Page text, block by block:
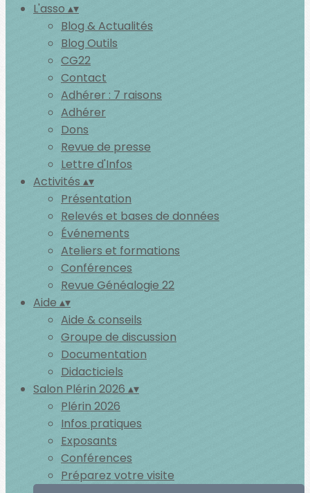
L'asso ▴▾
Blog & Actualités
Blog Outils
CG22
Contact
Adhérer : 7 raisons
Adhérer
Dons
Revue de presse
Lettre d'Infos
Activités ▴▾
Présentation
Relevés et bases de données
Événements
Ateliers et formations
Conférences
Revue Généalogie 22
Aide ▴▾
Aide & conseils
Groupe de discussion
Documentation
Didacticiels
Salon Plérin 2026 ▴▾
Plérin 2026
Infos pratiques
Exposants
Conférences
Préparez votre visite